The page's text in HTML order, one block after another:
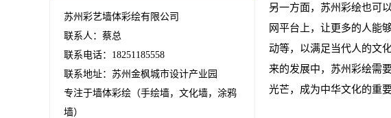
苏州彩艺墙体彩绘有限公司
联系人：蔡总
联系电话：18251185558
联系地址：苏州金枫城市设计产业园
专注于墙体彩绘（手绘墙，文化墙，涂鸦
墙）
另一方面，苏州彩绘也可
网平台上，让更多的人能
动等，以满足当代人的文
来的发展中，苏州彩绘需
光芒，成为中华文化的重